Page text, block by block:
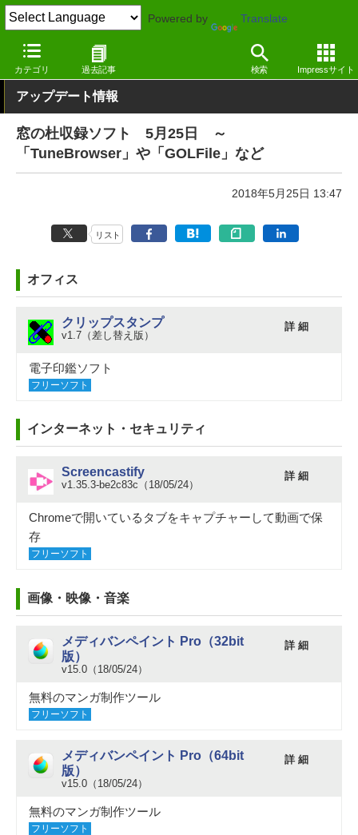
Powered by Translate
カテゴリ 過去記事 検索 Impressサイト
窓の杜 その他の話題 アップデート
アップデート情報
窓の杜収録ソフト 5月25日 ～
「TuneBrowser」や「GOLFile」など
2018年5月25日 13:47
リスト
オフィス
クリップスタンプ
v1.7（差し替え版）
詳 細
電子印鑑ソフト
フリーソフト
インターネット・セキュリティ
Screencastify
v1.35.3-be2c83c（18/05/24）
詳 細
Chromeで開いているタブをキャプチャーして動画で保
存
フリーソフト
画像・映像・音楽
メディバンペイント Pro（32bit
版）
v15.0（18/05/24）
詳 細
無料のマンガ制作ツール
フリーソフト
メディバンペイント Pro（64bit
版）
v15.0（18/05/24）
詳 細
無料のマンガ制作ツール
フリーソフト